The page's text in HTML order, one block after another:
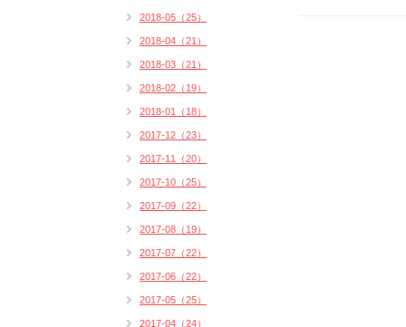
2018-05（25）
2018-04（21）
2018-03（21）
2018-02（19）
2018-01（18）
2017-12（23）
2017-11（20）
2017-10（25）
2017-09（22）
2017-08（19）
2017-07（22）
2017-06（22）
2017-05（25）
2017-04（24）